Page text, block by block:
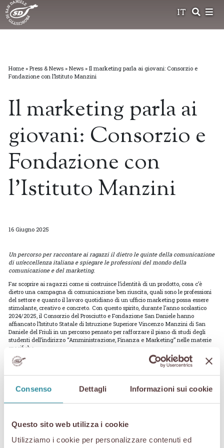
Consenso Dettagli Informazioni sui cookie
Questo sito web utilizza i cookie
Utilizziamo i cookie per personalizzare contenuti ed
Skip
content
IT
Home» Press & News» News» Il marketing parla ai giovani: Consorzio e
Fondazione con l’Istituto Manzini
Il marketing parla ai
giovani: Consorzio e
Fondazione con
l’Istituto Manzini
16 Giugno 2025
Un percorso per raccontare ai ragazzi il dietro le quinte della comunicazione
di un’eccellenza italiana e spiegare le professioni del mondo della
comunicazione e del marketing.
Far scoprire ai ragazzi come si costruisce l’identità di un prodotto, cosa c’è
dietro una campagna di comunicazione ben riuscita, quali sono le professioni
del settore e quanto il lavoro quotidiano di un ufficio marketing possa essere
stimolante, creativo e concreto. Con questo spirito, durante l’anno scolastico
2024/2025, il Consorzio del Prosciutto e Fondazione San Daniele hanno
affiancato l’Istituto Statale di Istruzione Superiore Vincenzo Manzini di San
Daniele del Friuli in un percorso pensato per rafforzare il piano di studi degli
studenti dell’indirizzo “Amministrazione, Finanza e Marketing” nelle materie
specifiche.
Il progetto ha coinvolto le classi terze, quarte e quinte con un ciclo di incontri in
aula e un seminario formativo. Un percorso specifico sui temi della
comunicazione, del territorio e delle nuove competenze digitali, con l’obiettivo
di dare forma e concretezza a quanto si studia tra i banchi, rapportandolo alle
attività quotidiane di promozione e comunicazione, anche per conoscere il
vasto numero di professioni legate al settore.
Marketing e Comunicazione del Consorzio e della Fondazione, per raccontare
le dinamiche della comunicazione, la strategia e le attività di promozione. Gli
incontri sono stati l’occasione per affrontare temi come la comunicazione